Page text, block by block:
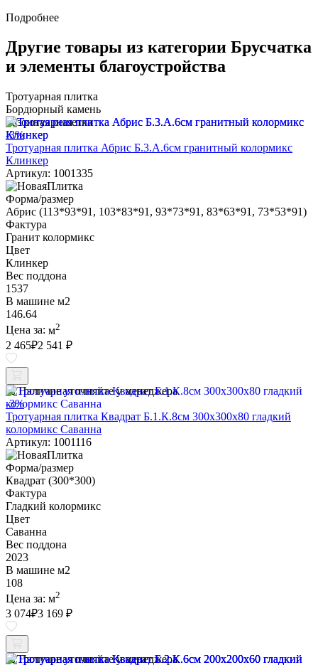
Подробнее
Другие товары из категории Брусчатка
и элементы благоустройства
Тротуарная плитка
Бордюрный камень
Газонная решетка
-3%
Тротуарная плитка Абрис Б.3.А.6см гранитный колормикс
Клинкер
Артикул: 1001335
Форма/размер
Абрис (113*93*91, 103*83*91, 93*73*91, 83*63*91, 73*53*91)
Фактура
Гранит колормикс
Цвет
Клинкер
Вес поддона
1537
В машине м2
146.64
Цена за: м2
2 465₽2 541 ₽
Наличие уточняйте у менеджера
-3%
Тротуарная плитка Квадрат Б.1.К.8см 300х300х80 гладкий
колормикс Саванна
Артикул: 1001116
Форма/размер
Квадрат (300*300)
Фактура
Гладкий колормикс
Цвет
Саванна
Вес поддона
2023
В машине м2
108
Цена за: м2
3 074₽3 169 ₽
Наличие уточняйте у менеджера